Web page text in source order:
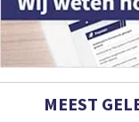
MEEST